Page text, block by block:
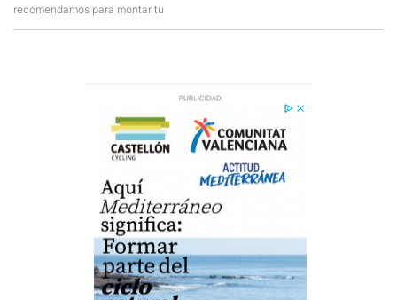
recomendamos para montar tu